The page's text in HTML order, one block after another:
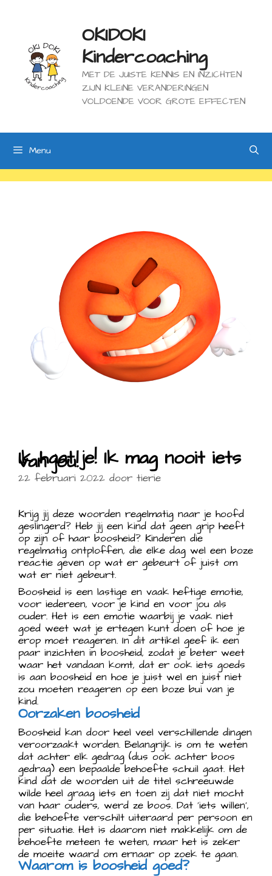
OKIDOKI
Kindercoaching
MET DE JUISTE KENNIS EN INZICHTEN
ZIJN KLEINE VERANDERINGEN
VOLDOENDE VOOR GROTE EFFECTEN
Menu
Ik haat je! Ik mag nooit iets
van jou!
22 februari 2022 door tierie
Krijg jij deze woorden regelmatig naar je hoofd
geslingerd? Heb jij een kind dat geen grip heeft
op zijn of haar boosheid? Kinderen die
regelmatig ontploffen, die elke dag wel een boze
reactie geven op wat er gebeurt of juist om
wat er niet gebeurt.
Boosheid is een lastige en vaak heftige emotie,
voor iedereen, voor je kind en voor jou als
ouder. Het is een emotie waarbij je vaak niet
goed weet wat je ertegen kunt doen of hoe je
erop moet reageren. In dit artikel geef ik een
paar inzichten in boosheid, zodat je beter weet
waar het vandaan komt, dat er ook iets goeds
is aan boosheid en hoe je juist wel en juist niet
zou moeten reageren op een boze bui van je
kind.
Oorzaken boosheid
Boosheid kan door heel veel verschillende dingen
veroorzaakt worden. Belangrijk is om te weten
dat achter elk gedrag (dus ook achter boos
gedrag) een bepaalde behoefte schuil gaat. Het
kind dat de woorden uit de titel schreeuwde
wilde heel graag iets en toen zij dat niet mocht
van haar ouders, werd ze boos. Dat ‘iets willen’,
die behoefte verschilt uiteraard per persoon en
per situatie. Het is daarom niet makkelijk om de
behoefte meteen te weten, maar het is zeker
de moeite waard om ernaar op zoek te gaan.
Waarom is boosheid goed?